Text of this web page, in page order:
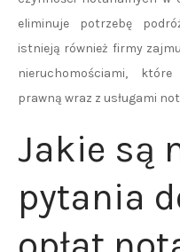
eliminuje potrzebę
istnieją również firmy
nieruchomościami,
prawną wraz z usługami
Jakie są
pytania